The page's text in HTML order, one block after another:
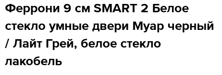
Вход / Регистрация
Феррони 9 см SMART 2 Белое
стекло умные двери Муар черный
/ Лайт Грей, белое стекло
лакобель